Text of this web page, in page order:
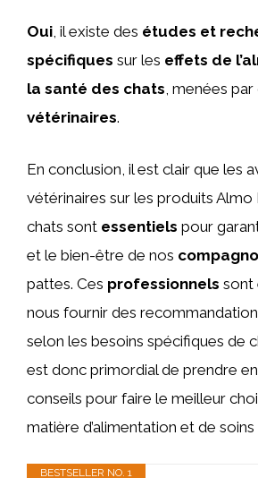
Oui, il existe des études et
spécifiques sur les effets de
la santé des chats, menées par
vétérinaires.
En conclusion, il est clair que les
vétérinaires sur les produits
chats sont essentiels pour
et le bien-être de nos
pattes. Ces professionnels sont
nous fournir des
selon les besoins spécifiques de
est donc primordial de prendre
conseils pour faire le meilleur
matière d’alimentation et de
BESTSELLER NO. 1